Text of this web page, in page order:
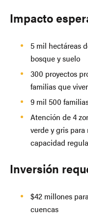
Impacto
5 mil hectáreas
bosque y suelo
300 proyectos
familias que
9 mil 500
Atención de 4
verde y gris
capacidad
Inversión
$42 millones
cuencas